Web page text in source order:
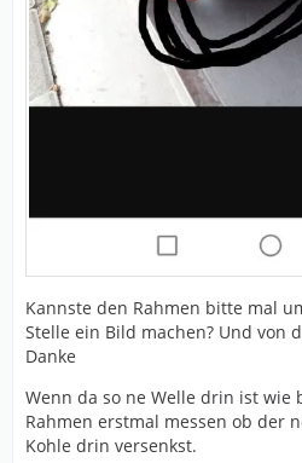
Kannste den Rahmen bitte mal
Stelle ein Bild machen? Und von
Danke
Wenn da so ne Welle drin ist wie
Rahmen erstmal messen ob der
Kohle drin versenkst.